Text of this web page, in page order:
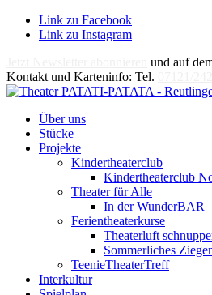
Link zu Facebook
Link zu Instagram
und auf
Kontakt und Karteninfo: Tel.
Über uns
Stücke
Projekte
Kindertheaterclub
Kindertheaterclub
Theater für Alle
In der WunderBAR
Ferientheaterkurse
Theaterluft
Sommerliches
TeenieTheaterTreff
Interkultur